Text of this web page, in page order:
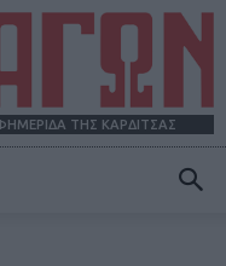
ΤΗΣ ΚΑΡΔΙΤΣΑΣ